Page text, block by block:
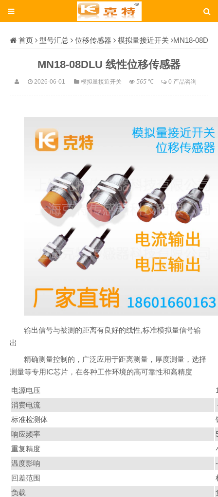
首页 型号汇总 位移传感器 模拟量接近开关 MN18-08D
MN18-08DLU 线性位移传感器
2026-06-01 模拟量接近开关 565℃ 0 产品咨询
输出信号与被测的距离有良好的线性,标准模拟量信号输
出
精确测量控制的，广泛应用于距离测量，厚度测量，选择
测量等专用IC芯片，在各种工作环境的高可靠性和高精度
电源电压
消费电流
标准检测体
响应频率
重复精度
温度影响
回差范围
负载